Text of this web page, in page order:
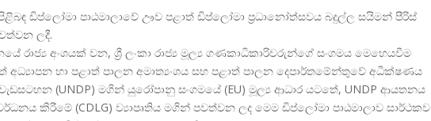
ඩිප්ලෝමා පාඨමාලාවේ ඌව පළාත් ඩිප්ලෝමා ප්රධානෝත්සවය බදුල්ල සයිමන් පීරිස්
ලදී.
රාජ් ය අංශයක් වන, ශ් රී ලංකා රාජ් ය මූල් ය ගණකාධිකාරිවරුන්ගේ සංගමය මෙහෙයවීම
අධ්යාපන හා පළාත් පාලන අමාත්යංශය සහ පළාත් පාලන දෙපාර්තමේන්තුවේ අධීක්ෂණය
(UNDP) මගින් යුරෝපානු සංගමයේ (EU) මූල් ය ආධාර යටතේ, UNDP ආයතනය
කිරීමේ (CDLG) ව්යාපෘතිය මගින් පවත්වන ලද මෙම ඩිප්ලෝමා පාඨමාලාව සාර්ථකව